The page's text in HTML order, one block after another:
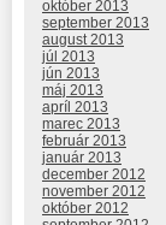
október 2013
september 2013
august 2013
júl 2013
jún 2013
máj 2013
apríl 2013
marec 2013
február 2013
január 2013
december 2012
november 2012
október 2012